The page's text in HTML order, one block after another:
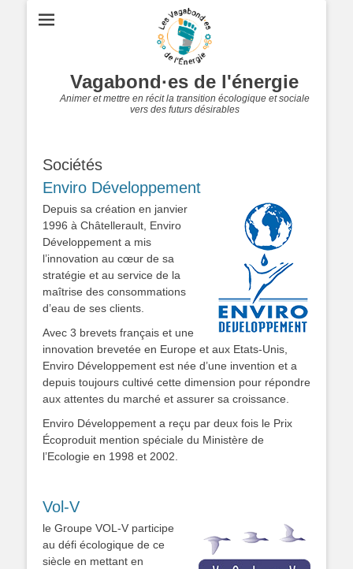
Vagabond·es de l'énergie
Animer et mettre en récit la transition écologique et sociale
vers des futurs désirables
Sociétés
Enviro Développement
Depuis sa création en janvier
1996 à Châtellerault, Enviro
Développement a mis
l’innovation au cœur de sa
stratégie et au service de la
maîtrise des consommations
d’eau de ses clients.
Avec 3 brevets français et une
innovation brevetée en Europe et aux Etats-Unis,
Enviro Développement est née d’une invention et a
depuis toujours cultivé cette dimension pour répondre
aux attentes du marché et assurer sa croissance.
Enviro Développement a reçu par deux fois le Prix
Écoproduit mention spéciale du Ministère de
l’Ecologie en 1998 et 2002.
Vol-V
le Groupe VOL-V participe
au défi écologique de ce
siècle en mettant en